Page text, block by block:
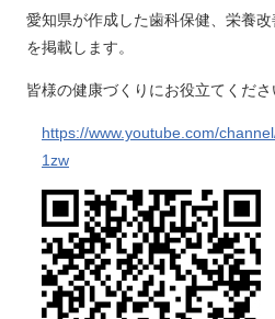
愛知県が作成した歯科保健、栄養改
を掲載します。
皆様の健康づくりにお役立てくださ
https://www.youtube.com/
1zw